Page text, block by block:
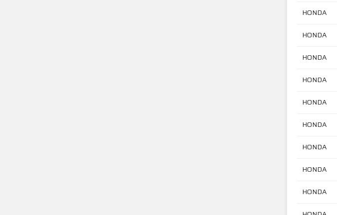
HONDA
HONDA
HONDA
HONDA
HONDA
HONDA
HONDA
HONDA
HONDA